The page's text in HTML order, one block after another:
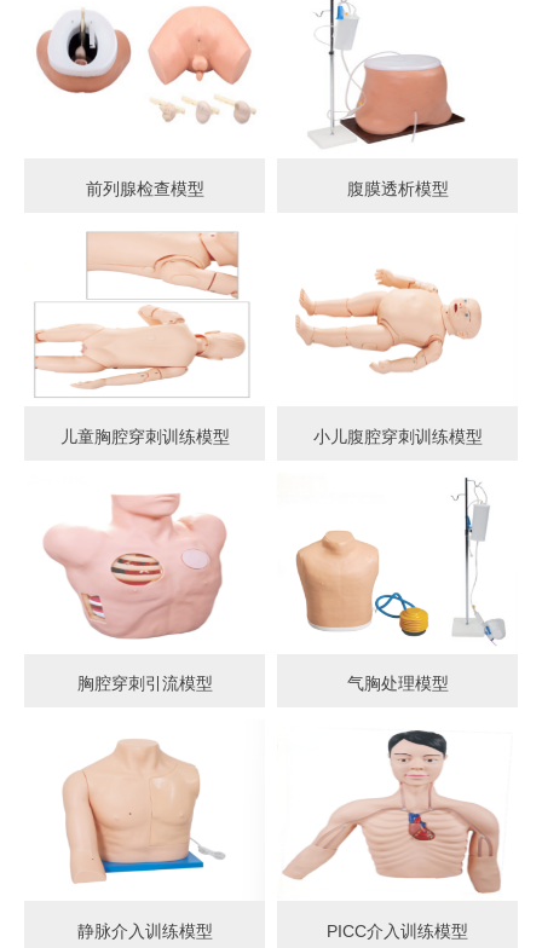
前列腺检查模型 腹膜透析模型
儿童胸腔穿刺训练模型 小儿腹腔穿刺训练模型
胸腔穿刺引流模型 气胸处理模型
静脉介入训练模型 PICC介入训练模型